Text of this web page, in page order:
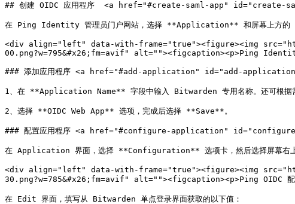
## 创建 OIDC 应用程序  <a href="#create-saml-app" id="create-
在 Ping Identity 管理员门户网站，选择 **Application** 和屏幕上方
<div align="left" data-with-frame="true"><figure><img
00.png?w=795&#x26;fm=avif" alt=""><figcaption><p>Ping
### 添加应用程序 <a href="#add-application" id="add-
1、在 **Application Name** 字段中输入 Bitwarden 专用名称。还可根据需
2、选择 **OIDC Web App** 选项，完成后选择 **Save**。
### 配置应用程序 <a href="#configure-application"
在 Application 界面，选择 **Configuration** 选项卡，然后选择屏幕右
<div align="left" data-with-frame="true"><figure><img
30.png?w=785&#x26;fm=avif" alt=""><figcaption><p>Ping OIDC
在 Edit 界面，填写从 Bitwarden 单点登录界面获取的以下值：